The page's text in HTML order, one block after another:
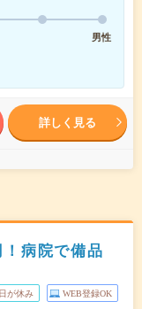
男性
詳しく見る
！病院で備品
が休み WEB登録OK